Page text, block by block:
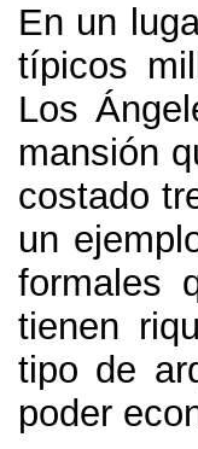
En un
típicos
Los
mansión
costado
un
formales
tienen
tipo de
poder